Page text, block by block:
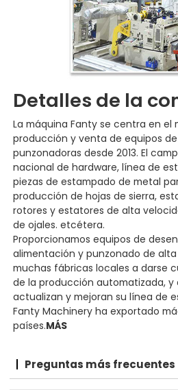
Detalles de la
La máquina Fanty se centra en el
producción y venta de equipos
punzonadoras desde 2013. El
nacional de hardware, línea de
piezas de estampado de metal
producción de hojas de sierra,
rotores y estatores de alta
de ojales. etcétera.
Proporcionamos equipos de
alimentación y punzonado de
muchas fábricas locales a darse
de la producción automatizada, y
actualizan y mejoran su línea de
Fanty Machinery ha exportado
países.MÁS
Preguntas más frecuentes